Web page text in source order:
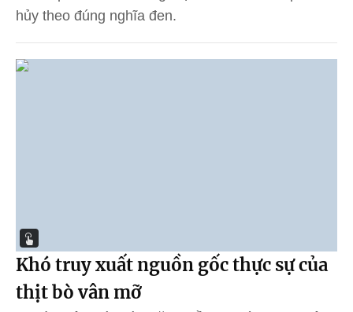
hủy theo đúng nghĩa đen.
Khó truy xuất nguồn gốc thực sự của
thịt bò vân mỡ